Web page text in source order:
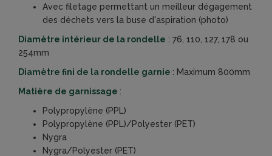
Avec filetage permettant un meilleur dégagement
des déchets vers la buse d'aspiration (photo)
Diamètre intérieur de la rondelle : 76, 110, 127, 178 ou
254mm
Diamètre fini de la rondelle garnie : Maximum 800mm
Matière de garnissage :
Polypropylène (PPL)
Polypropylène (PPL)/Polyester (PET)
Nygra
Nygra/Polyester (PET)